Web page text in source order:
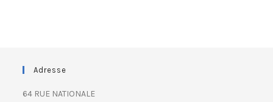
Adresse
64 RUE NATIONALE